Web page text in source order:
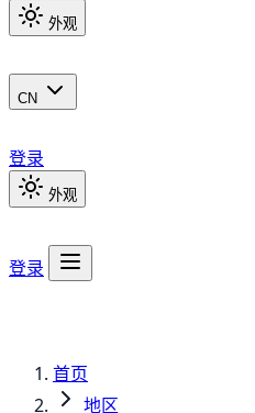
外观
CN
登录
外观
登录
首页
地区